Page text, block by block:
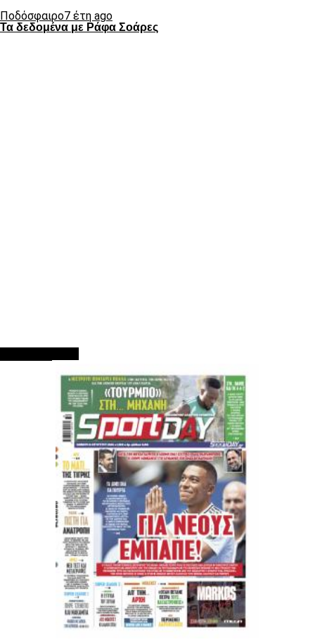
Ποδόσφαιρο7 έτη ago
Τα δεδομένα με Ράφα Σοάρες